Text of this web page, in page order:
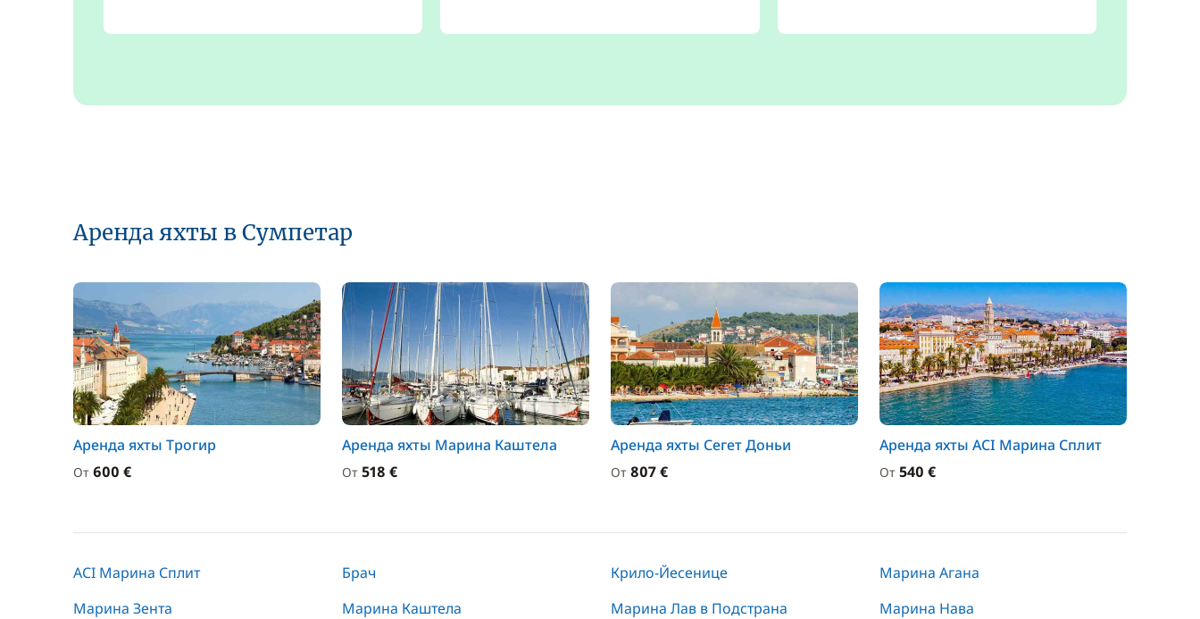
Аренда яхты в Сумпетар
Аренда яхты Трогир
От 600 €
Аренда яхты Марина Каштела
От 518 €
Аренда яхты Сегет Доньи
От 807 €
Аренда яхты ACI Марина Сплит
От 540 €
ACI Марина Сплит Брач Крило-Йесенице
Марина Агана
Марина Зента
Марина Каштела Марина Лав в Подстрана
Марина Нава